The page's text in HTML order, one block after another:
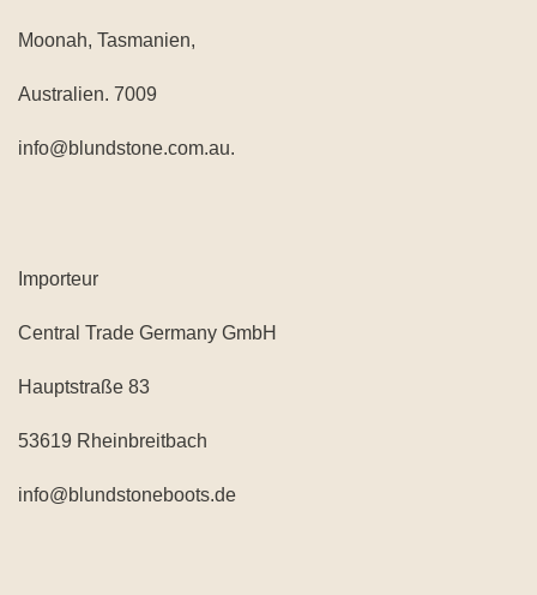
Moonah, Tasmanien,
Australien. 7009
info@blundstone.com.au.
Importeur
Central Trade Germany GmbH
Hauptstraße 83
53619 Rheinbreitbach
info@blundstoneboots.de